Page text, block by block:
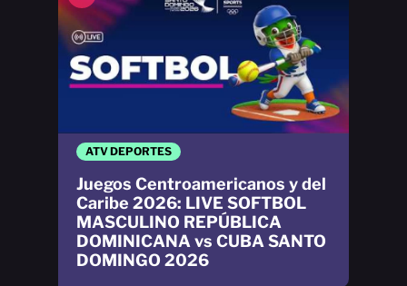
ATV DEPORTES
Juegos Centroamericanos y del
Caribe 2026: LIVE SOFTBOL
MASCULINO REPÚBLICA
DOMINICANA vs CUBA SANTO
DOMINGO 2026